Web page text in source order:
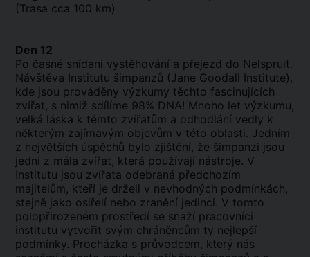
(Trasa cca 100 km)
Den 12
Po časné snídani vystěhování a přejezd do Nelspruit.
Návštěva Institutu šimpanzů (Jane Goodall Institute),
kde jsou prováděny výzkumy těchto fascinujících
zvířat, s nimiž sdílíme 98% DNA! Mnoho let výzkumu,
velká láska k těmto zvířatům a odhodlání vedly k
některým zajímavým objevům v této oblasti. Jedním
z největších úspěchů bylo zjištění, že šimpanzi jsou
jedni z mála zvířat, která používají nástroje. V
Institutu jsou zvířata odebraná předchozím
majitelům, kteří je drželi v nevhodných podmínkách,
stejně jako osiřelí nebo zranění jedinci. V tomto
polopřirozeném prostředí se snaží pracovníci
institutu vytvořit svým chráněncům ty nejlepší
podmínky. Procházka s průvodcem, který nás